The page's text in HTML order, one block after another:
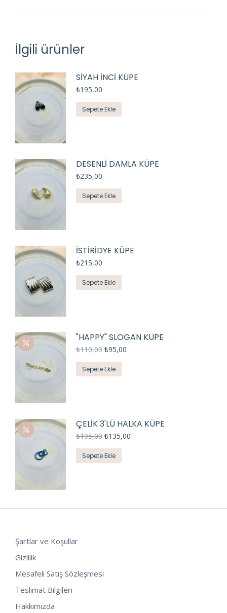
İlgili ürünler
SİYAH İNCİ KÜPE
₺195,00
Sepete Ekle
DESENLİ DAMLA KÜPE
₺235,00
Sepete Ekle
İSTİRİDYE KÜPE
₺215,00
Sepete Ekle
"HAPPY" SLOGAN KÜPE
₺110,00 ₺95,00
Sepete Ekle
ÇELİK 3'LÜ HALKA KÜPE
₺195,00 ₺135,00
Sepete Ekle
Şartlar ve Koşullar
Gizlilik
Mesafeli Satış Sözleşmesi
Teslimat Bilgileri
Hakkımızda